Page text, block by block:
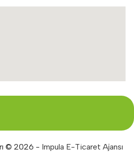
© 2026 - Impula E-Ticaret Ajansı